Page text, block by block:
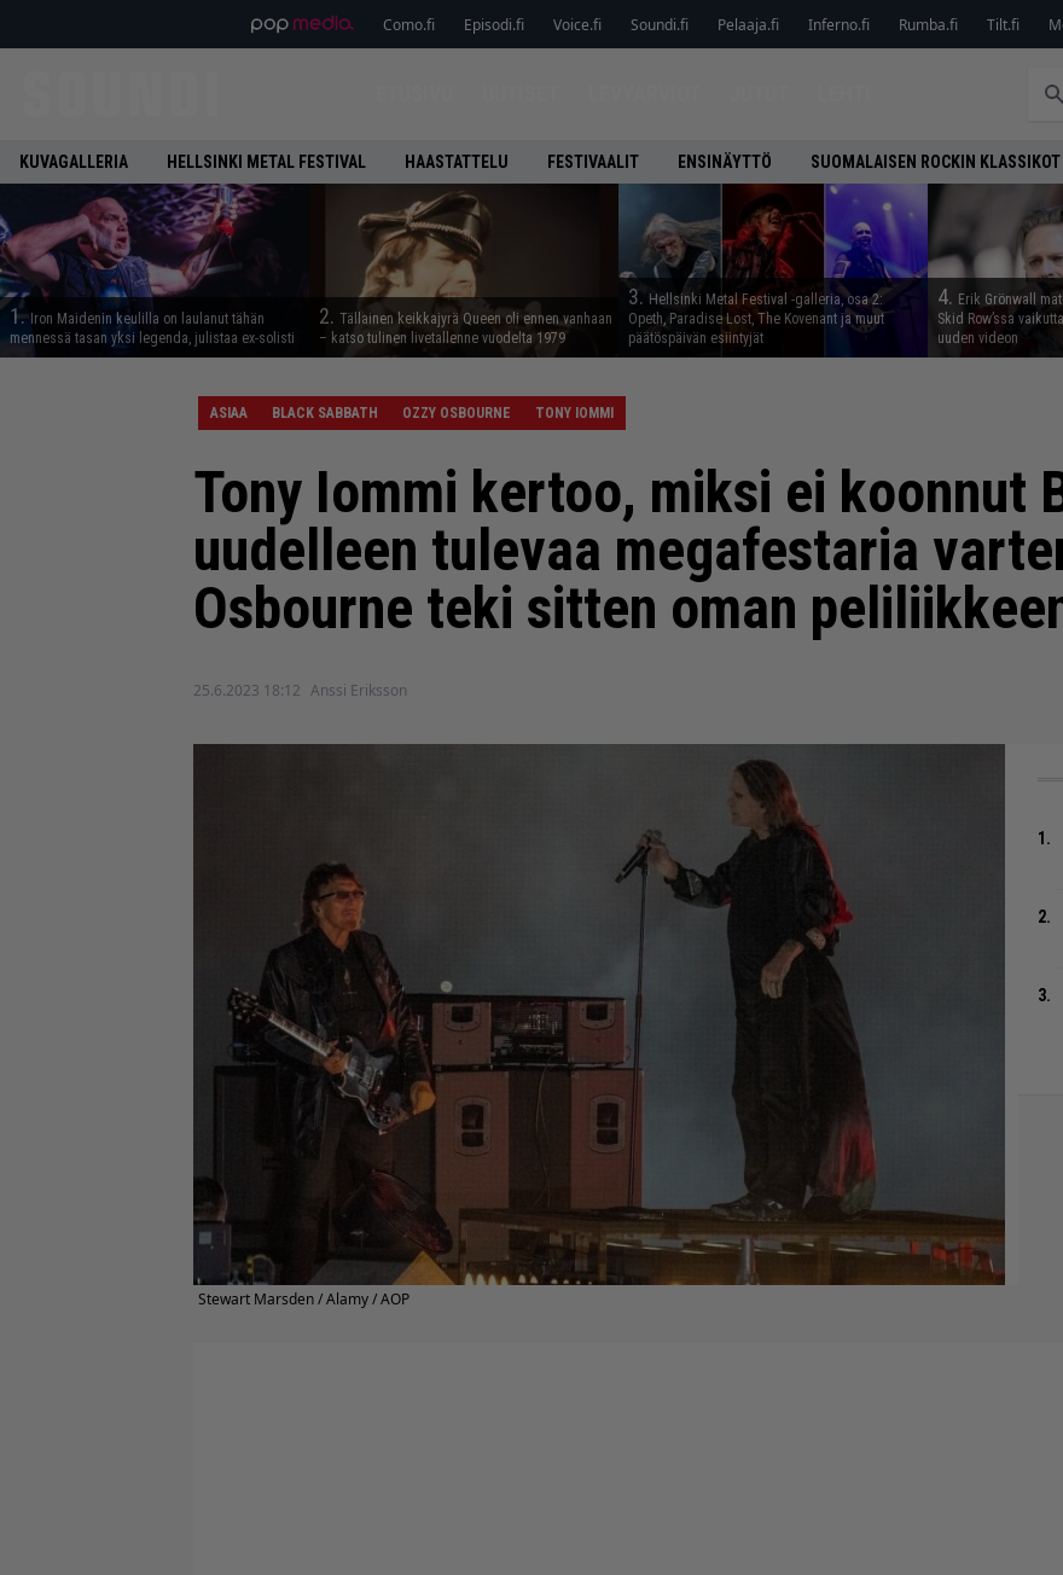
Como.fi Episodi.fi Voice.fi Soundi.fi Pelaaja.fi Inferno.fi Rumba.fi Tilt.fi
KUVAGALLERIA HELLSINKI METAL FESTIVAL HAASTATTELU FESTIVAALIT ENSINÄYTTÖ SUOMALAISEN ROCKIN KLASSIKOT
1. Iron Maidenin keulilla on laulanut tähän
mennessä tasan yksi legenda, julistaa ex-solisti
2. Tällainen keikkajyrä Queen oli ennen vanhaan
– katso tulinen livetallenne vuodelta 1979
3. Hellsinki Metal Festival -galleria, osa 2:
Opeth, Paradise Lost, The Kovenant ja muut
päätöspäivän esiintyjät
4. Erik Grönwall
Skid Row’ssa
uuden videon
ASIAA BLACK SABBATH OZZY OSBOURNE TONY IOMMI
Tony Iommi kertoo, miksi ei koonnut
uudelleen tulevaa megafestaria
Osbourne teki sitten oman
25.6.2023 18:12 Anssi Eriksson
Stewart Marsden / Alamy / AOP